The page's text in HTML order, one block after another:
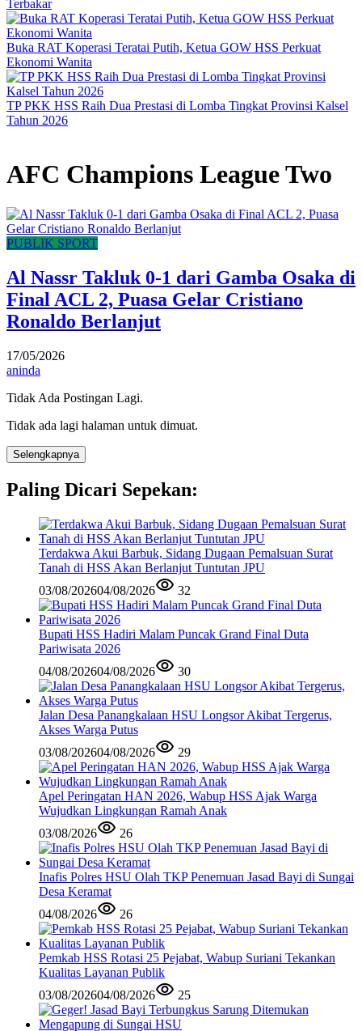
Terbakar
Buka RAT Koperasi Teratai Putih, Ketua GOW HSS Perkuat
Ekonomi Wanita
TP PKK HSS Raih Dua Prestasi di Lomba Tingkat Provinsi Kalsel
Tahun 2026
AFC Champions League Two
PUBLIK SPORT
Al Nassr Takluk 0-1 dari Gamba Osaka di
Final ACL 2, Puasa Gelar Cristiano
Ronaldo Berlanjut
17/05/2026
aninda
Tidak Ada Postingan Lagi.
Tidak ada lagi halaman untuk dimuat.
Selengkapnya
Paling Dicari Sepekan:
Terdakwa Akui Barbuk, Sidang Dugaan Pemalsuan Surat
Tanah di HSS Akan Berlanjut Tuntutan JPU
03/08/202604/08/2026 32
Bupati HSS Hadiri Malam Puncak Grand Final Duta
Pariwisata 2026
04/08/202604/08/2026 30
Jalan Desa Panangkalaan HSU Longsor Akibat Tergerus,
Akses Warga Putus
03/08/202604/08/2026 29
Apel Peringatan HAN 2026, Wabup HSS Ajak Warga
Wujudkan Lingkungan Ramah Anak
03/08/2026
26
Inafis Polres HSU Olah TKP Penemuan Jasad Bayi di Sungai
Desa Keramat
04/08/2026
26
Pemkab HSS Rotasi 25 Pejabat, Wabup Suriani Tekankan
Kualitas Layanan Publik
03/08/202604/08/2026 25